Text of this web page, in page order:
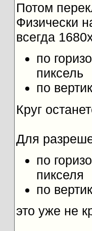
Потом
Физически
всегда
по
пиксель
по
Круг
Для
по
пикселя
по
это уже не